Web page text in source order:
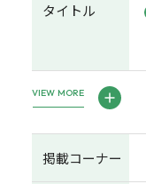
タイトル
VIEW MORE
掲載コーナー